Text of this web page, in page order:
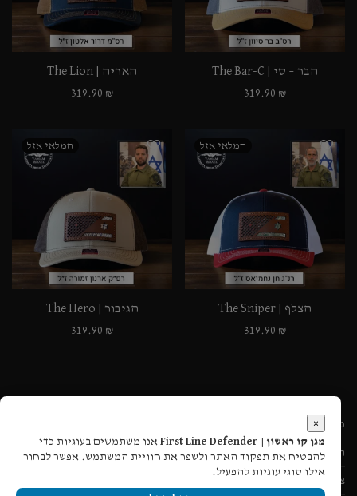
האריה | The Lion
319.90 ₪
הבר – סי | The Bar-C
319.90 ₪
הגיבור | The Hero
319.90 ₪
הצלף | The Sniper
319.90 ₪
מעקב הזמנה
תקנון אתר
צור קשר
×
מגן קו ראשון | First Line Defender
אנו משתמשים בעוגיות כדי
להבטיח את תפקוד האתר ולשפר את חוויית המשתמש. אפשר לבחור
אילו סוגי עוגיות להפעיל.